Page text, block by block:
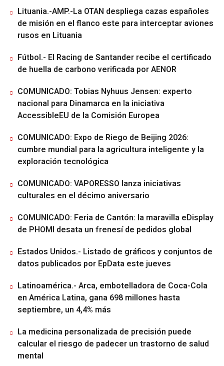
Lituania.-AMP.-La OTAN despliega cazas españoles
de misión en el flanco este para interceptar aviones
rusos en Lituania
Fútbol.- El Racing de Santander recibe el certificado
de huella de carbono verificada por AENOR
COMUNICADO: Tobias Nyhuus Jensen: experto
nacional para Dinamarca en la iniciativa
AccessibleEU de la Comisión Europea
COMUNICADO: Expo de Riego de Beijing 2026:
cumbre mundial para la agricultura inteligente y la
exploración tecnológica
COMUNICADO: VAPORESSO lanza iniciativas
culturales en el décimo aniversario
COMUNICADO: Feria de Cantón: la maravilla eDisplay
de PHOMI desata un frenesí de pedidos global
Estados Unidos.- Listado de gráficos y conjuntos de
datos publicados por EpData este jueves
Latinoamérica.- Arca, embotelladora de Coca-Cola
en América Latina, gana 698 millones hasta
septiembre, un 4,4% más
La medicina personalizada de precisión puede
calcular el riesgo de padecer un trastorno de salud
mental